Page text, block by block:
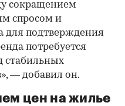
сокращением
спросом и
для подтверждения
потребуется
стабильных
— добавил он.
цен на жилье